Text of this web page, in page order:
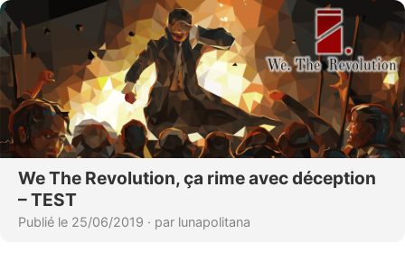
We The Revolution, ça rime avec déception
– TEST
Publié le 25/06/2019 · par lunapolitana